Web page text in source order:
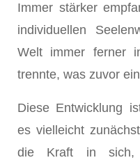
Immer stärker
individuellen
Welt immer ferner
trennte, was zuvor
Diese Entwicklung
es vielleicht
die Kraft in sich,